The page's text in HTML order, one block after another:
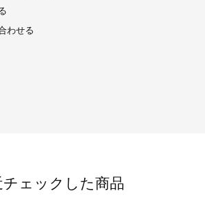
わせる
チェックした商品